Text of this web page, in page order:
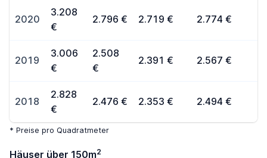
2020
3.208
€
2.796 € 2.719 € 2.774 €
2019
3.006
€
2.508
€
2.391 € 2.567 €
2018
2.828
€
2.476 € 2.353 € 2.494 €
* Preise pro Quadratmeter
Häuser über 150m2